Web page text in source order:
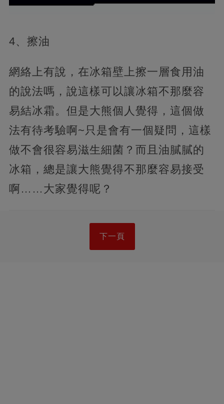
4、擦油
網絡上有說，在冰箱壁上擦一層食用油
的說法嗎，說這樣可以讓冰箱不那麼容
易結冰霜。但是大熊個人覺得，這個做
法有待考驗啊~只是會有一個疑問，這樣
做不會很容易滋生細菌？而且油膩膩的
冰箱，總是讓大熊覺得不那麼容易接受
啊……大家覺得呢？
下一頁